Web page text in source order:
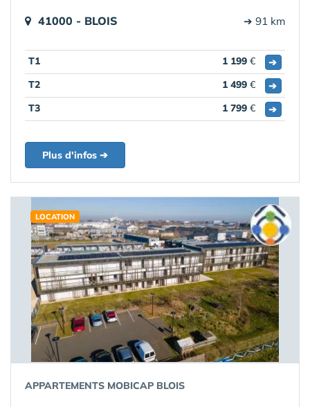
41000 - BLOIS ➔ 91 km
T1 1 199 €
➔
T2
1 499 €
➔
T3
1 799 € ➔
Plus d'infos ➔
LOCATION
APPARTEMENTS MOBICAP BLOIS